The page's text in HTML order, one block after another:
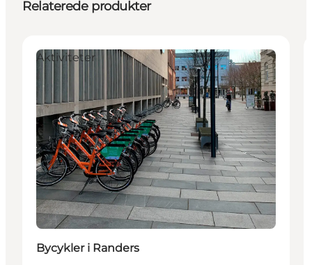
Relaterede produkter
Aktiviteter
Bycykler i Randers